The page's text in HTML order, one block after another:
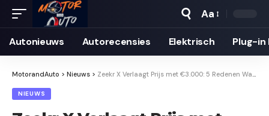
Aa
Autonieuws Auto­recensies Elektrisch Plug-in
MotorandAuto > Nieuws > Zeekr X Verlaagt Prijs met €3.000: 5 Redenen Waarom Deze Chinese Elektrische SUV Plotseling Nederland’s Beste Waarde EV Werd
NIEUWS